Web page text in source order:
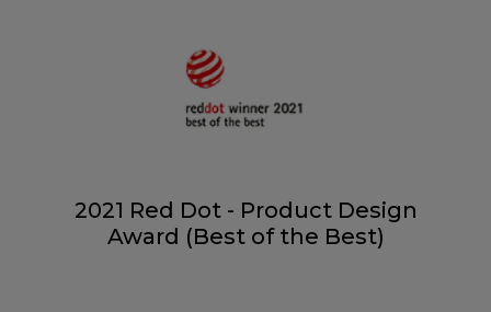
2021 Red Dot - Product Design
Award (Best of the Best)